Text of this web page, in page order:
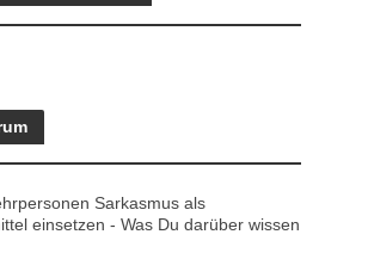
Sarkasmus als
einsetzen - Was Du darüber wissen